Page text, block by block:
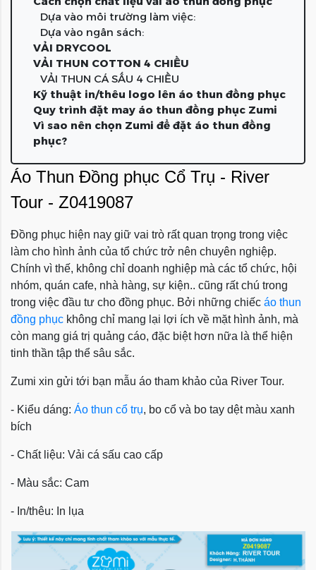
Dựa vào môi trường làm việc:
Dựa vào ngân sách:
VẢI DRYCOOL
VẢI THUN COTTON 4 CHIỀU
VẢI THUN CÁ SẤU 4 CHIỀU
Kỹ thuật in/thêu logo lên áo thun đồng phục
Quy trình đặt may áo thun đồng phục Zumi
Vì sao nên chọn Zumi để đặt áo thun đồng
phục?
Áo Thun Đồng phục Cổ Trụ - River
Tour - Z0419087
Đồng phục hiện nay giữ vai trò rất quan trọng trong việc
làm cho hình ảnh của tổ chức trở nên chuyên nghiệp.
Chính vì thế, không chỉ doanh nghiệp mà các tổ chức, hội
nhóm, quán cafe, nhà hàng, sự kiện.. cũng rất chú trong
trong việc đầu tư cho đồng phục. Bởi những chiếc áo thun
đồng phục không chỉ mang lại lợi ích về mặt hình ảnh, mà
còn mang giá trị quảng cáo, đặc biệt hơn nữa là thể hiện
tinh thần tập thể sâu sắc.
Zumi xin gửi tới bạn mẫu áo tham khảo của River Tour.
- Kiểu dáng: Áo thun cổ trụ, bo cổ và bo tay dệt màu xanh
bích
- Chất liệu: Vải cá sấu cao cấp
- Màu sắc: Cam
- In/thêu: In lụa